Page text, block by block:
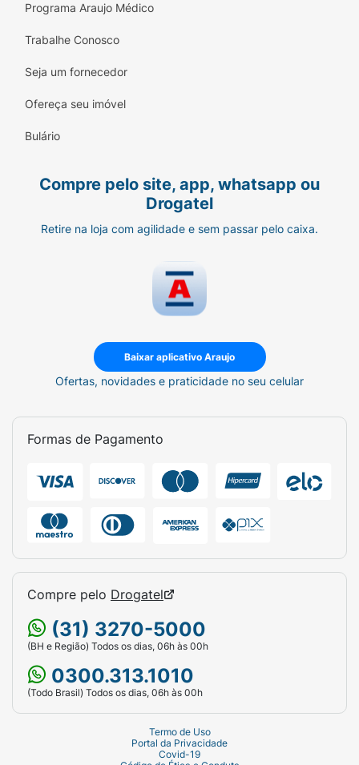
Programa Araujo Médico
Trabalhe Conosco
Seja um fornecedor
Ofereça seu imóvel
Bulário
Compre pelo site, app, whatsapp ou
Drogatel
Retire na loja com agilidade e sem passar pelo caixa.
Baixar aplicativo Araujo
Ofertas, novidades e praticidade no seu celular
Formas de Pagamento
Compre pelo Drogatel
(31) 3270-5000
(BH e Região) Todos os dias, 06h às 00h
0300.313.1010
(Todo Brasil) Todos os dias, 06h às 00h
Termo de Uso
Portal da Privacidade
Covid-19